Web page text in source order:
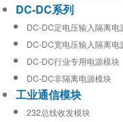
DC-DC系列
DC-DC定电压输入隔离电
DC-DC宽电压输入隔离电
DC-DC行业专用电源模块
DC-DC非隔离电源模块
工业通信模块
232总线收发模块